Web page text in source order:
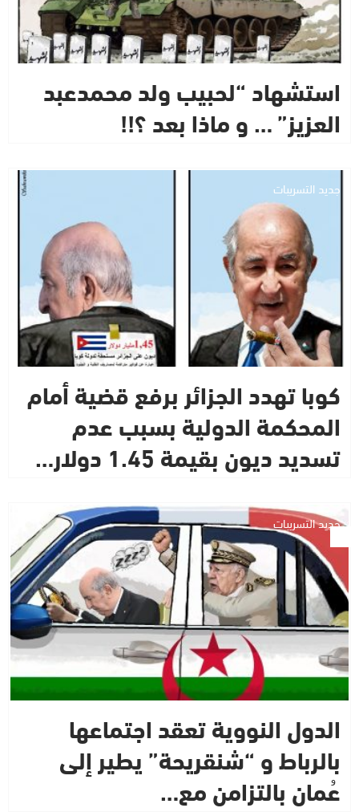
استشهاد “لحبيب ولد محمدعبد
العزيز” … و ماذا بعد ؟!!
جديد التسريبات
كوبا تهدد الجزائر برفع قضية أمام
المحكمة الدولية بسبب عدم
تسديد ديون بقيمة 1.45 دولار…
جديد التسريبات
الدول النووية تعقد اجتماعها
بالرباط و “شنقريحة” يطير إلى
عُمان بالتزامن مع…